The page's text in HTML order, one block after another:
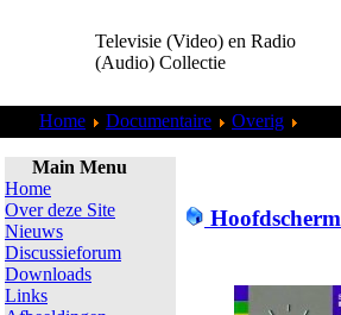
Televisie (Video) en Radio
(Audio) Collectie
Home Documentaire Overig
Main Menu
Home
Over deze Site
Nieuws
Discussieforum
Downloads
Links
Hoofdscherm